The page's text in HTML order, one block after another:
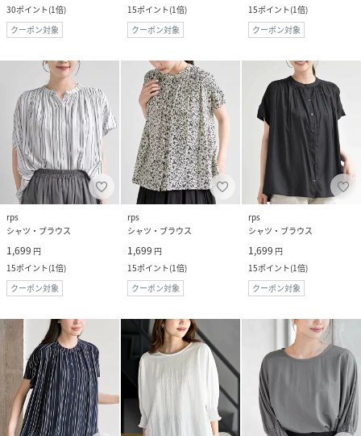
30ポイント(1倍)
クーポン対象
15ポイント(1倍)
クーポン対象
15ポイント(1倍)
クーポン対象
rps
シャツ・ブラウス
1,699 円
15ポイント(1倍)
クーポン対象
rps
シャツ・ブラウス
1,699 円
15ポイント(1倍)
クーポン対象
rps
シャツ・ブラウス
1,699 円
15ポイント(1倍)
クーポン対象